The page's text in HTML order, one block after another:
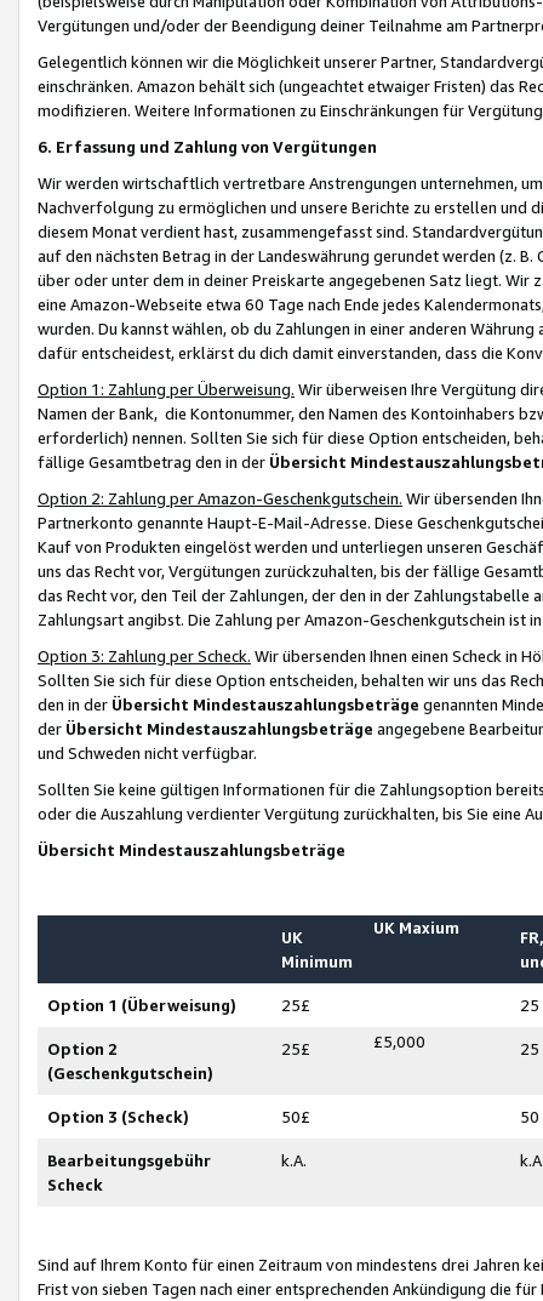
Vergütungen und/oder der Beendigung deiner Teilnahme am
Gelegentlich können wir die Möglichkeit unserer Partner,
einschränken. Amazon behält sich (ungeachtet etwaiger Fristen) das
modifizieren. Weitere Informationen zu Einschränkungen für
6. Erfassung und Zahlung von Vergütungen
Wir werden wirtschaftlich vertretbare Anstrengungen unternehmen,
Nachverfolgung zu ermöglichen und unsere Berichte zu erstellen und
diesem Monat verdient hast, zusammengefasst sind.
auf den nächsten Betrag in der Landeswährung gerundet werden (z.
über oder unter dem in deiner Preiskarte angegebenen Satz liegt.
eine Amazon-Webseite etwa 60 Tage nach Ende jedes
wurden. Du kannst wählen, ob du Zahlungen in einer anderen
dafür entscheidest, erklärst du dich damit einverstanden, dass die
Option 1: Zahlung per Überweisung. Wir überweisen Ihre Vergütung
Namen der Bank, die Kontonummer, den Namen des Kontoinhabers
erforderlich) nennen. Sollten Sie sich für diese Option entscheiden,
fällige Gesamtbetrag den in der Übersicht
Option 2: Zahlung per Amazon-Geschenkgutschein. Wir übersenden
Partnerkonto genannte Haupt-E-Mail-Adresse. Diese
Kauf von Produkten eingelöst werden und unterliegen unseren
uns das Recht vor, Vergütungen zurückzuhalten, bis der fällige
das Recht vor, den Teil der Zahlungen, der den in der
Zahlungsart angibst. Die Zahlung per Amazon-Geschenkgutschein ist
Option 3: Zahlung per Scheck. Wir übersenden Ihnen einen Scheck in
Sollten Sie sich für diese Option entscheiden, behalten wir uns das
den in der Übersicht Mindestauszahlungsbeträge genannten
der Übersicht Mindestauszahlungsbeträge angegebene
und Schweden nicht verfügbar.
Sollten Sie keine gültigen Informationen für die Zahlungsoption
oder die Auszahlung verdienter Vergütung zurückhalten, bis Sie
Übersicht Mindestauszahlungsbeträge
UK
Minimum
UK Maxium
Option 1 (Überweisung) 25£ 25
Option 2
(Geschenkgutschein)
25£ £5,000 25
Option 3 (Scheck) 50£ 50
Bearbeitungsgebühr
Scheck
k.A.
Sind auf Ihrem Konto für einen Zeitraum von mindestens drei Jahren
Frist von sieben Tagen nach einer entsprechenden Ankündigung die